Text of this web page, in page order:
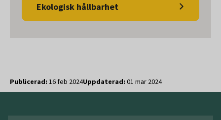
Ekologisk hållbarhet
Publicerad: 16 feb 2024Uppdaterad: 01 mar 2024